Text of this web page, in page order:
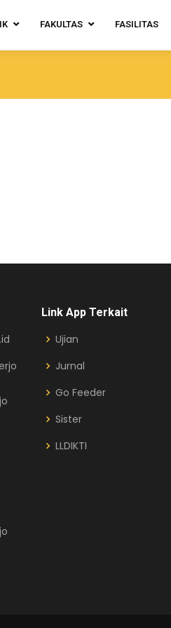
FAKULTAS FASILITAS
Link App Terkait
Ujian
Jurnal
Go Feeder
Sister
LLDIKTI